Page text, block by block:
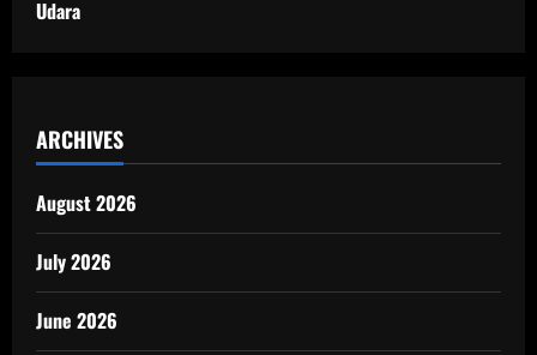
Udara
ARCHIVES
August 2026
July 2026
June 2026